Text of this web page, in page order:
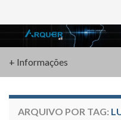
Search for:
+ Informações
ARQUIVO POR TAG: